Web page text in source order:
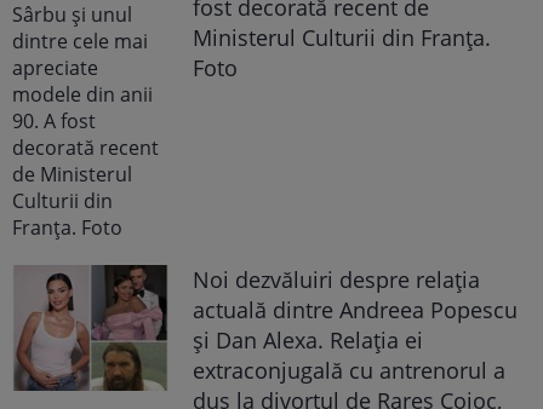
fost decorată recent de
Ministerul Culturii din Franța.
Foto
Noi dezvăluiri despre relația
actuală dintre Andreea Popescu
și Dan Alexa. Relația ei
extraconjugală cu antrenorul a
dus la divorțul de Rareș Cojoc,